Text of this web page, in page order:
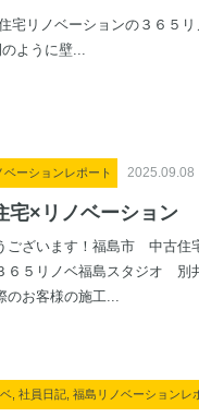
リノベーションの３６５リ
ように壁...
ベーションレポート 2025.09.08
宅×リノベーション
ございます！福島市 中古住
６５リノベ福島スタジオ 別
のお客様の施工...
, 社員日記, 福島リノベーションレ